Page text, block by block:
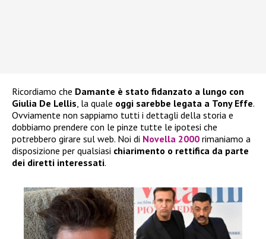
Ricordiamo che Damante è stato fidanzato a lungo con
Giulia De Lellis, la quale oggi sarebbe legata a Tony Effe.
Ovviamente non sappiamo tutti i dettagli della storia e
dobbiamo prendere con le pinze tutte le ipotesi che
potrebbero girare sul web. Noi di Novella 2000 rimaniamo a
disposizione per qualsiasi chiarimento o rettifica da parte
dei diretti interessati.